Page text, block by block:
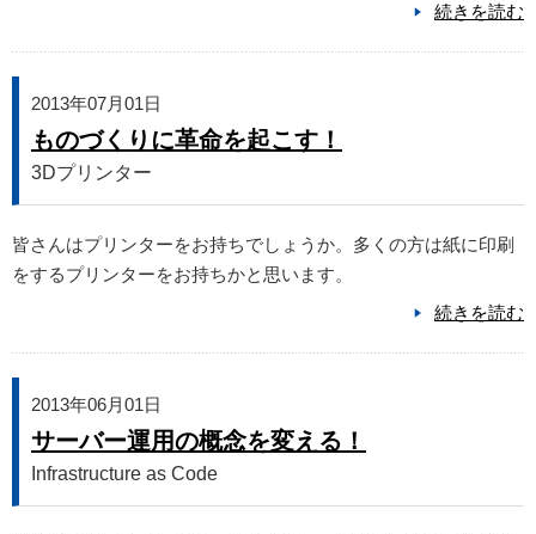
続きを読む
2013年07月01日
ものづくりに革命を起こす！
3Dプリンター
皆さんはプリンターをお持ちでしょうか。多くの方は紙に印刷
をするプリンターをお持ちかと思います。
続きを読む
2013年06月01日
サーバー運用の概念を変える！
Infrastructure as Code